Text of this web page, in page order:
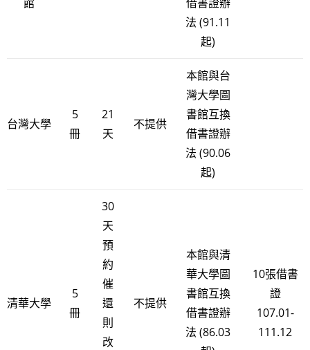
法 (91.11
起)
台灣大學
5
冊
21
天
不提供
本館與台
灣大學圖
書館互換
借書證辦
法 (90.06
起)
清華大學
5
冊
30
天
預
約
催
還
則
改
不提供
本館與清
華大學圖
書館互換
借書證辦
法 (86.03
10張借書
證
107.01-
111.12